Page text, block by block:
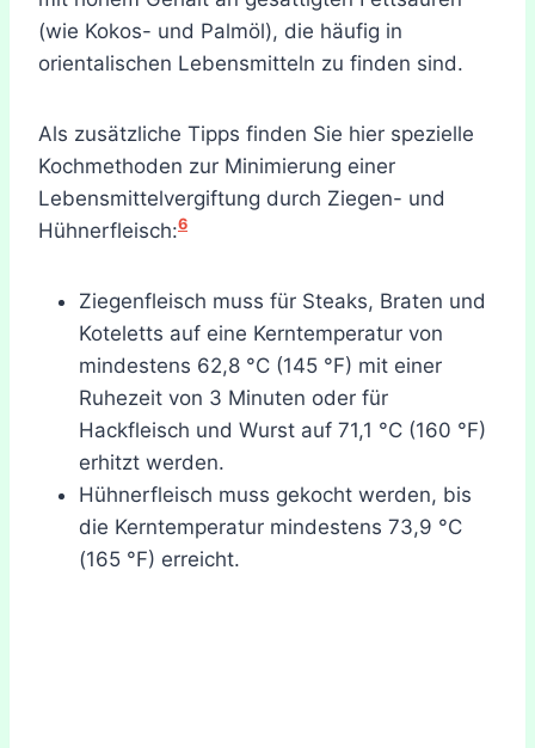
(wie Kokos- und Palmöl), die häufig in
orientalischen Lebensmitteln zu finden sind.
Als zusätzliche Tipps finden Sie hier spezielle
Kochmethoden zur Minimierung einer
Lebensmittelvergiftung durch Ziegen- und
Hühnerfleisch:6
Ziegenfleisch muss für Steaks, Braten und
Koteletts auf eine Kerntemperatur von
mindestens 62,8 °C (145 °F) mit einer
Ruhezeit von 3 Minuten oder für
Hackfleisch und Wurst auf 71,1 °C (160 °F)
erhitzt werden.
Hühnerfleisch muss gekocht werden, bis
die Kerntemperatur mindestens 73,9 °C
(165 °F) erreicht.